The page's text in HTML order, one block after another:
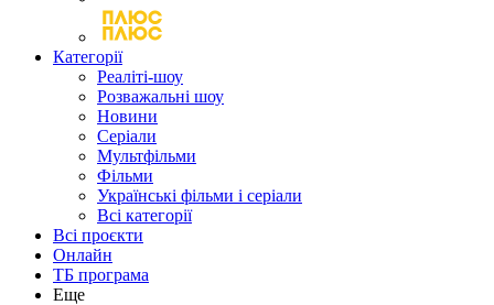
Категорії
Реаліті-шоу
Розважальні шоу
Новини
Серіали
Мультфільми
Фільми
Українські фільми і серіали
Всі категорії
Всі проєкти
Онлайн
ТБ програма
Еще